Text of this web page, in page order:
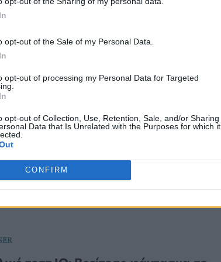
opt-out of the Sale of my Personal Data.
opt-out of processing my Personal Data for Targeted
opt-out of Collection, Use, Retention, Sale, and/or Sharing
Data that Is Unrelated with the Purposes for which it
CONFIRM
για να μην την καταστρέψετε
να προσέχετε και τι να αποφεύγετε όταν
την οθόνη του υπολογιστή για να μην την